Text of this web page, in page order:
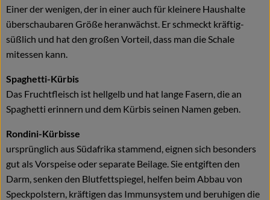
Einer der wenigen, der in einer auch für kleinere Haushalte
überschaubaren Größe heranwächst. Er schmeckt kräftig-
süßlich und hat den großen Vorteil, dass man die Schale
mitessen kann.
Spaghetti-Kürbis
Das Fruchtfleisch ist hellgelb und hat lange Fasern, die an
Spaghetti erinnern und dem Kürbis seinen Namen geben.
Rondini-Kürbisse
ursprünglich aus Südafrika stammend, eignen sich besonders
gut als Vorspeise oder separate Beilage. Sie entgiften den
Darm, senken den Blutfettspiegel, helfen beim Abbau von
Speckpolstern, kräftigen das Immunsystem und beruhigen die